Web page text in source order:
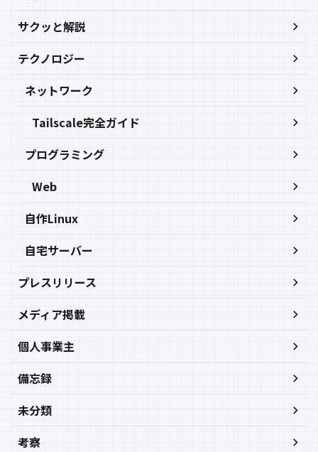
サクッと解説
テクノロジー
ネットワーク
Tailscale完全ガイド
プログラミング
Web
自作Linux
自宅サーバー
プレスリリース
メディア掲載
個人事業主
備忘録
未分類
考察